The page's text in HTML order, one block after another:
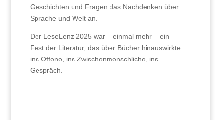
Geschichten und Fragen das Nachdenken über
Sprache und Welt an.
Der LeseLenz 2025 war – einmal mehr – ein
Fest der Literatur, das über Bücher hinauswirkte:
ins Offene, ins Zwischenmenschliche, ins
Gespräch.